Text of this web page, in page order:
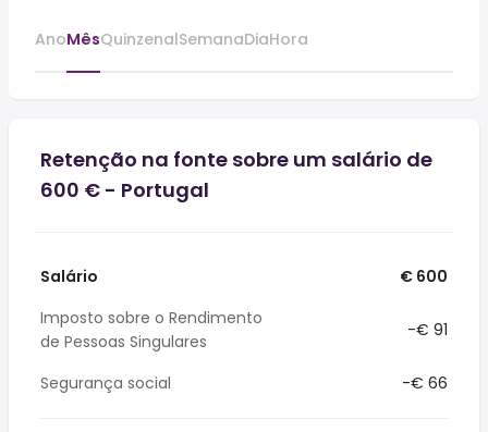
AnoMêsQuinzenalSemanaDiaHora
Retenção na fonte sobre um salário de
600 € - Portugal
Salário
€ 600
Imposto sobre o Rendimento
de Pessoas Singulares
-€ 91
Segurança social -€ 66